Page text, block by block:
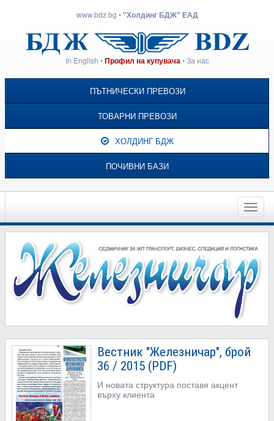
www.bdz.bg •"Холдинг БДЖ" ЕАД
In English •Профил на купувача •За нас
ПЪТНИЧЕСКИ ПРЕВОЗИ
ТОВАРНИ ПРЕВОЗИ
ХОЛДИНГ БДЖ
ПОЧИВНИ БАЗИ
Toggle
Вестник "Железничар", брой
36 / 2015 (PDF)
И новата структура поставя акцент
върху клиента